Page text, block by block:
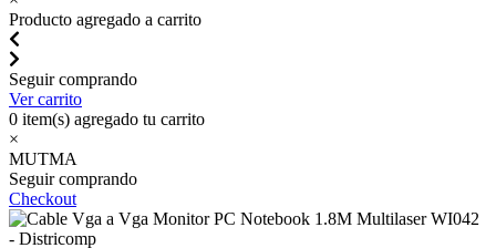
Producto agregado a carrito
Seguir comprando
Ver carrito
0 item(s) agregado tu carrito
×
MUTMA
Seguir comprando
Checkout